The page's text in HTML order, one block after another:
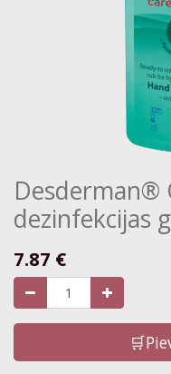
Desderman®
dezinfekcijas
7.87 €